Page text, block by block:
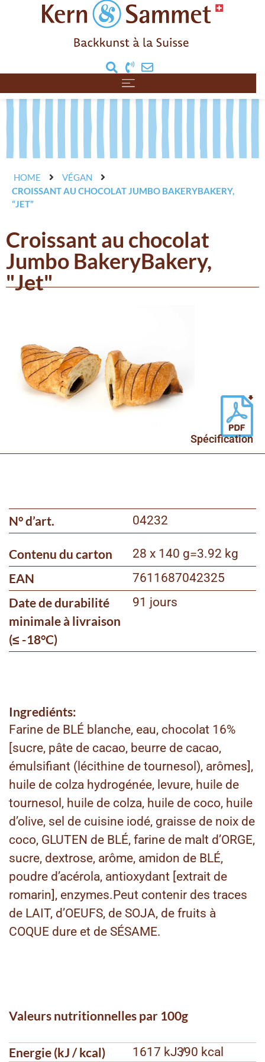
HOME
VÉGAN
CROISSANT AU CHOCOLAT JUMBO BAKERYBAKERY,
“JET”
Croissant au chocolat
Jumbo BakeryBakery,
"Jet"
Spécification
N° d’art. 04232
Contenu du carton 28 x 140 g=3.92 kg
EAN 7611687042325
Date de durabilité
minimale à livraison
(≤ -18°C)
91 jours
Ingrediénts:
Farine de BLÉ blanche, eau, chocolat 16%
[sucre, pâte de cacao, beurre de cacao,
émulsifiant (lécithine de tournesol), arômes],
huile de colza hydrogénée, levure, huile de
tournesol, huile de colza, huile de coco, huile
d’olive, sel de cuisine iodé, graisse de noix de
coco, GLUTEN de BLÉ, farine de malt d’ORGE,
sucre, dextrose, arôme, amidon de BLÉ,
poudre d’acérola, antioxydant [extrait de
romarin], enzymes.Peut contenir des traces
de LAIT, d’OEUFS, de SOJA, de fruits à
COQUE dure et de SÉSAME.
Valeurs nutritionnelles par 100g
Energie (kJ / kcal) 1617 kJ /390 kcal